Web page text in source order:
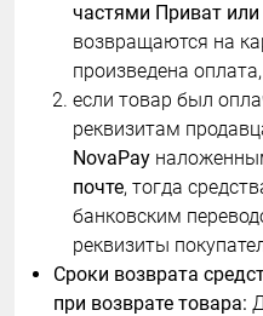
частями Приват
возвращаются на
произведена
если товар был
реквизитам
NovaPay
почте, тогда
банковским
реквизиты
Сроки возврата
при возврате товара: